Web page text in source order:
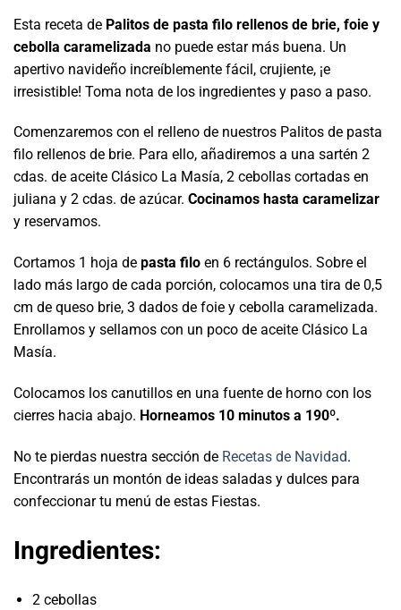
Esta receta de Palitos de pasta filo rellenos de brie, foie y
cebolla caramelizada no puede estar más buena. Un
apertivo navideño increíblemente fácil, crujiente, ¡e
irresistible! Toma nota de los ingredientes y paso a paso.
Comenzaremos con el relleno de nuestros Palitos de pasta
filo rellenos de brie. Para ello, añadiremos a una sartén 2
cdas. de aceite Clásico La Masía, 2 cebollas cortadas en
juliana y 2 cdas. de azúcar. Cocinamos hasta caramelizar
y reservamos.
Cortamos 1 hoja de pasta filo en 6 rectángulos. Sobre el
lado más largo de cada porción, colocamos una tira de 0,5
cm de queso brie, 3 dados de foie y cebolla caramelizada.
Enrollamos y sellamos con un poco de aceite Clásico La
Masía.
Colocamos los canutillos en una fuente de horno con los
cierres hacia abajo. Horneamos 10 minutos a 190º.
No te pierdas nuestra sección de Recetas de Navidad.
Encontrarás un montón de ideas saladas y dulces para
confeccionar tu menú de estas Fiestas.
Ingredientes:
2 cebollas